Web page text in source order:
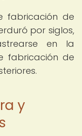
fabricación de
por siglos,
en la
fabricación de
y